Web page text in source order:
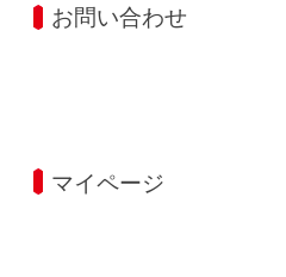
お問い合わせ
マイページ